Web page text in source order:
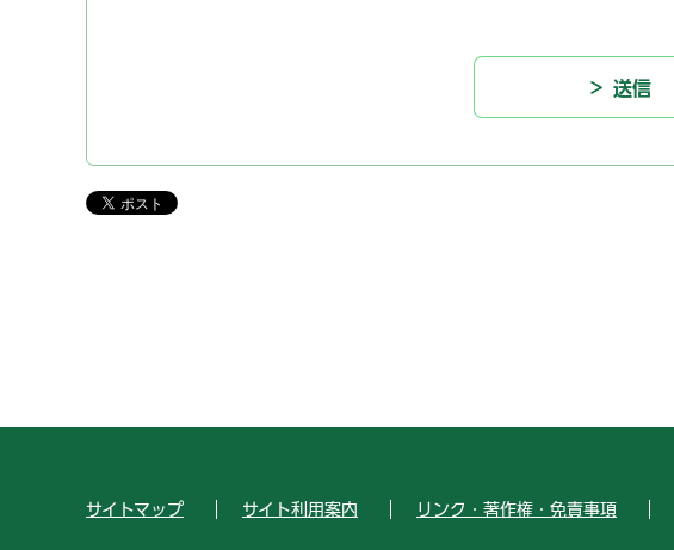
サイトマップ サイト利用案内 リンク・著作権・免責事項